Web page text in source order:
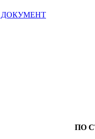
ДОКУМЕНТ
ПО